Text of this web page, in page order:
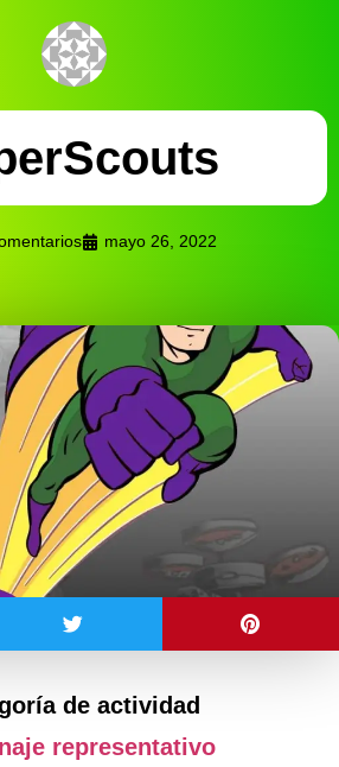
mayo 26, 2022
de actividad
representativo